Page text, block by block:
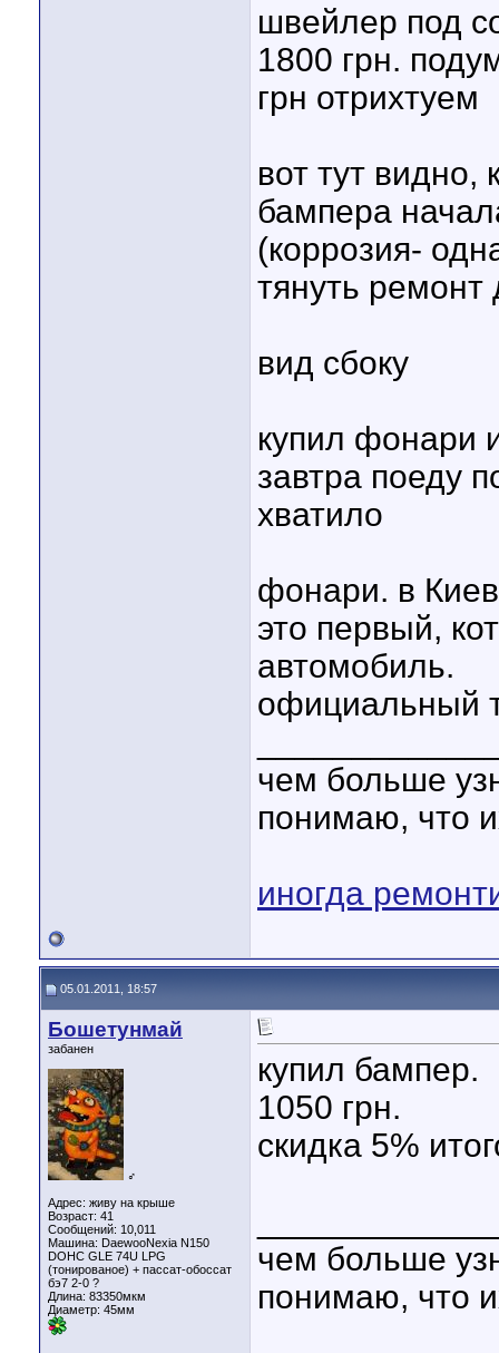
швейлер под
1800 грн.
грн отрихтуем
вот тут видно,
бампера
(коррозия-
тянуть
вид сбоку
купил фонари
завтра поеду
хватило
фонари. в
это первый,
автомобиль.
официальный
чем больше
понимаю, что
иногда
05.01.2011, 18:57
Бошетунмай
забанен
♂
Адрес: живу на крыше
Возраст: 41
Сообщений: 10,011
Машина: DaewooNexia N150
DOHC GLE 74U LPG
(тонированое) + пассат-обоссат
бэ7 2-0 ?
Длина: 83350мкм
Диаметр: 45мм
купил бампер.
1050 грн.
скидка 5%
чем больше
понимаю, что